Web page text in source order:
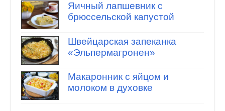
Яичный лапшевник с
брюссельской капустой
Швейцарская запеканка
«Эльпермагронен»
Макаронник с яйцом и
молоком в духовке